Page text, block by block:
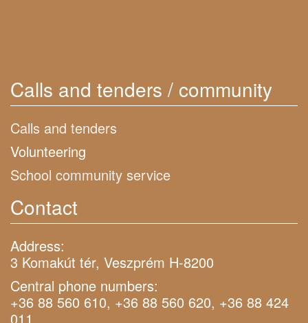
Calls and tenders / community
Calls and tenders
Volunteering
School community service
Contact
Address:
3 Komakút tér, Veszprém H-8200
Central phone numbers:
+36 88 560 610, +36 88 560 620, +36 88 424
011